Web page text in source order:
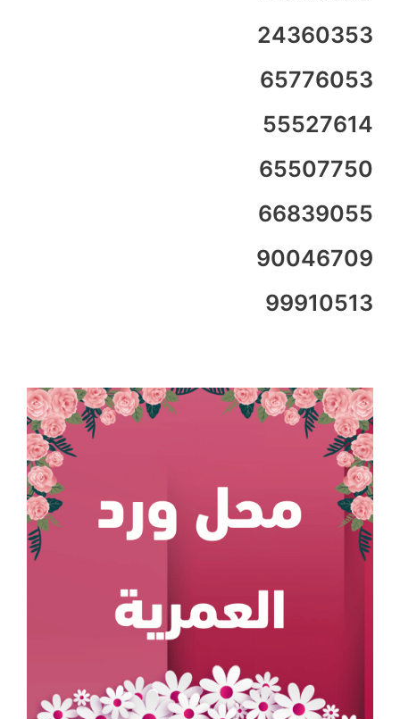
24360353
65776053
55527614
65507750
66839055
90046709
99910513